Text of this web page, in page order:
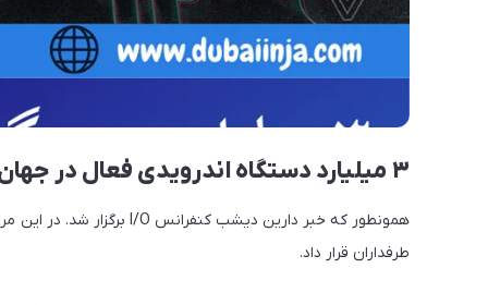
۳ میلیارد دستگاه اندرویدی فعال در جهان وجود دارد! 🔹
طرفداران قرار داد.